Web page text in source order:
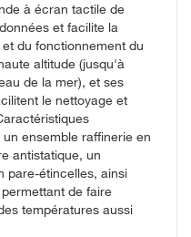
à écran tactile de
et facilite la
du fonctionnement du
altitude (jusqu'à
de la mer), et ses
le nettoyage et
ensemble raffinerie en
antistatique, un
pare-étincelles, ainsi
de faire
températures aussi